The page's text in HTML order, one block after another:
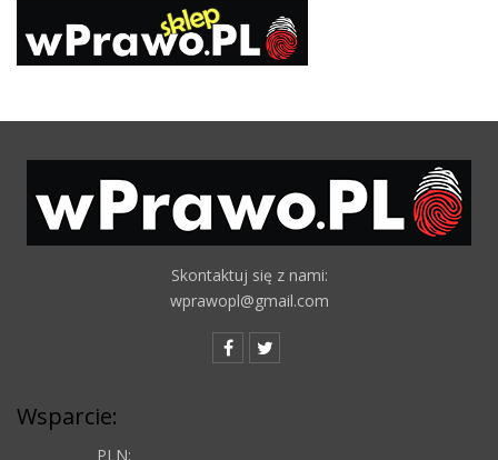
Skontaktuj się z nami:
wprawopl@gmail.com
Wsparcie:
PLN: